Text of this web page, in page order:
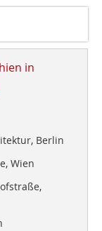
in
Berlin
Wien